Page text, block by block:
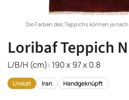
Die Farben des Teppichs können je
Loribaf Teppich
L/B/H (cm): 190 x 97 x 0.8
Unikat Iran Handgeknüpft